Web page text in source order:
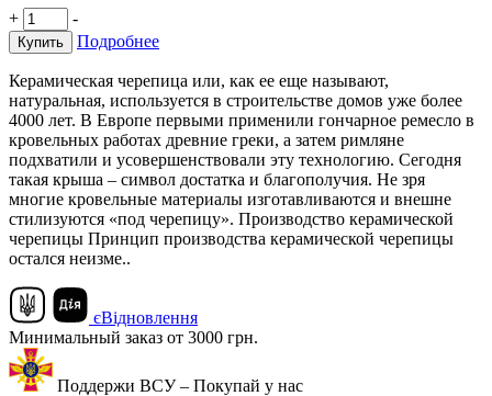
+ -
Купить Подробнее
Керамическая черепица или, как ее еще называют,
натуральная, используется в строительстве домов уже более
4000 лет. В Европе первыми применили гончарное ремесло в
кровельных работах древние греки, а затем римляне
подхватили и усовершенствовали эту технологию. Сегодня
такая крыша – символ достатка и благополучия. Не зря
многие кровельные материалы изготавливаются и внешне
стилизуются «под черепицу». Производство керамической
черепицы Принцип производства керамической черепицы
остался неизме..
єВідновлення
Минимальный заказ от 3000 грн.
Поддержи ВСУ – Покупай у нас